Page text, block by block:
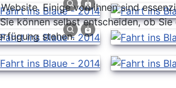
Einige von ihnen sind
können selbst entscheiden, ob
stehen.